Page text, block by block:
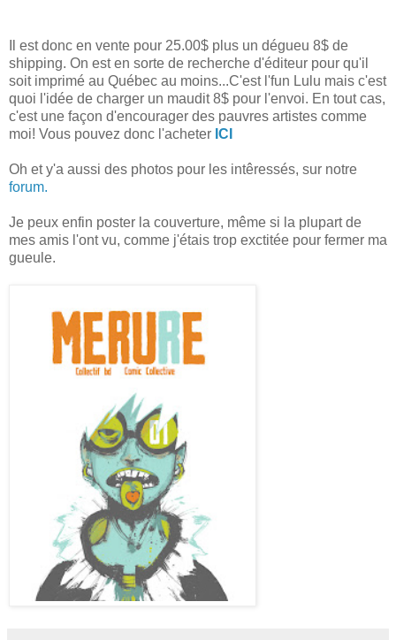
Il est donc en vente pour 25.00$ plus un dégueu 8$ de
shipping. On est en sorte de recherche d'éditeur pour qu'il
soit imprimé au Québec au moins...C'est l'fun Lulu mais c'est
quoi l'idée de charger un maudit 8$ pour l'envoi. En tout cas,
c'est une façon d'encourager des pauvres artistes comme
moi! Vous pouvez donc l'acheter ICI
Oh et y'a aussi des photos pour les intêressés, sur notre
forum.
Je peux enfin poster la couverture, même si la plupart de
mes amis l'ont vu, comme j'étais trop exctitée pour fermer ma
gueule.